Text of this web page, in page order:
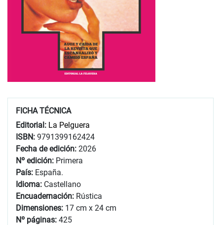
FICHA TÉCNICA
Editorial: La Pelguera
ISBN: 9791399162424
Fecha de edición: 2026
Nº edición: Primera
País: España.
Idioma: Castellano
Encuadernación: Rústica
Dimensiones: 17 cm x 24 cm
Nº páginas: 425